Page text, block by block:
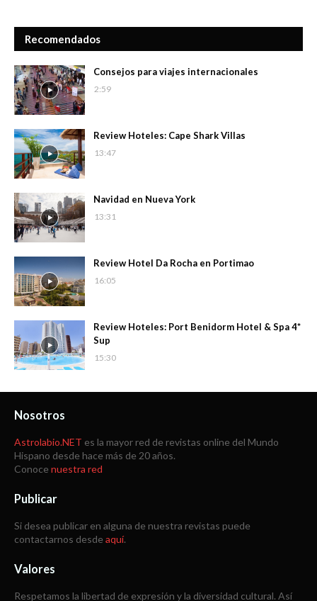
Recomendados
Consejos para viajes internacionales
2:59
Review Hoteles: Cape Shark Villas
13:47
Navidad en Nueva York
13:31
Review Hotel Da Rocha en Portimao
16:05
Review Hoteles: Port Benidorm Hotel & Spa 4*
Sup
15:30
Nosotros
Astrolabio.NET es la mayor red de revistas online del Mundo
Hispano desde hace más de 20 años.
Conoce nuestra red
Publicar
Si desea publicar en alguna de nuestra revistas puede
contactarnos desde aquí.
Valores
Respetamos la libertad de expresión y la diversidad cultural. Así